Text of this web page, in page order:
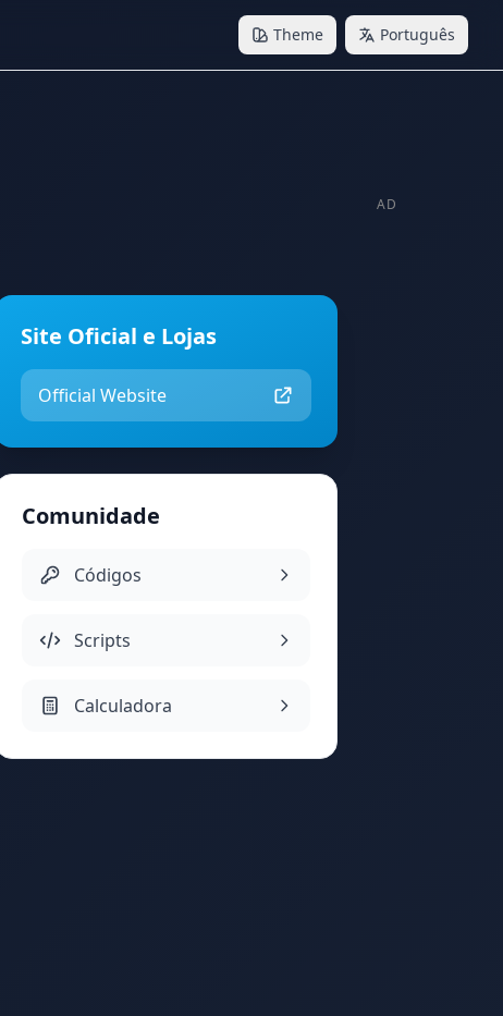
Theme Português
Site Oficial e Lojas
Official Website
Comunidade
Códigos
Scripts
Calculadora
AD